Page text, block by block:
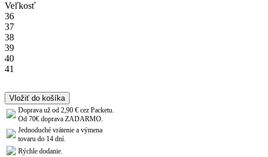
Veľkosť
36
37
38
39
40
41
Vložiť do košíka
Doprava už od 2,90 € cez Packetu.
Od 70€ doprava ZADARMO.
Jednoduché vrátenie a výmena
tovaru do 14 dní.
Rýchle dodanie.